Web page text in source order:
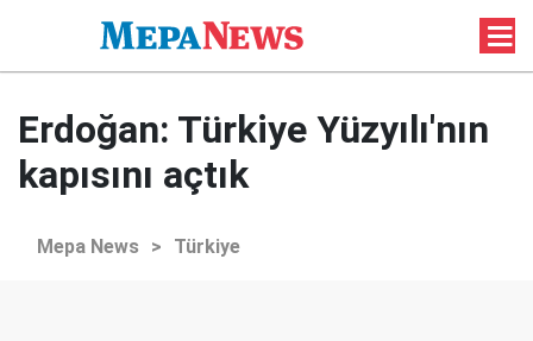
Erdoğan: Türkiye Yüzyılı'nın
kapısını açtık
Mepa News > Türkiye